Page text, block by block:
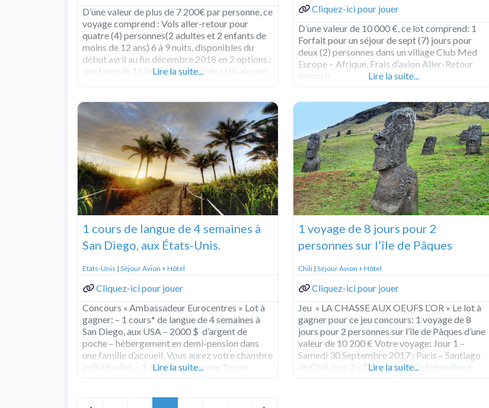
D’une valeur de plus de 7 200€ par personne, ce
voyage comprend : Vols aller-retour pour
quatre (4) personnes(2 adultes et 2 enfants de
moins de 12 ans) 6 à 9 nuits, disponibles du
début avril au fin décembre 2018 en 2 options :
une formule 11 jours hors période estivale une
Lire la suite...
Cliquez-ici pour jouer
D’une valeur de 10 000 €, ce lot comprend: 1
Forfait pour un séjour de sept (7) jours pour
deux (2) personnes dans un village Club Med
Europe – Afrique. Frais d’avion Aller-Retour
compris
Lire la suite...
1 cours de langue de 4 semaines à
San Diego, aux États-Unis.
Etats-Unis | Séjour Avion + Hôtel
Cliquez-ici pour jouer
Concours « Ambassadeur Eurocentres » Lot à
gagner: – 1 cours* de langue de 4 semaines à
San Diego, aux USA – 2000 $ d’argent de
poche – hébergement en demi-pension dans
une famille d’accueil. Vous aurez votre chambre
individuelle). – 1 assurance voyage *cours
Lire la suite...
1 voyage de 8 jours pour 2
personnes sur l’île de Pâques
Chili | Séjour Avion + Hôtel
Cliquez-ici pour jouer
Jeu « LA CHASSE AUX OEUFS L’OR » Le lot à
gagner pour ce jeu concours: 1 voyage de 8
jours pour 2 personnes sur l’île de Pâques d’une
valeur de 10 200 € Votre voyage: Jour 1 –
Samedi 30 Septembre 2017 : Paris – Santiago
du Chili Jour 2 – Dimanche 1 Octobre Read
Lire la suite...